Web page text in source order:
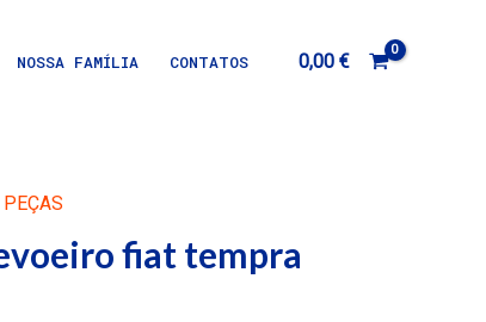
NOSSA FAMÍLIA CONTATOS 0,00 €
PEÇAS
fiat tempra